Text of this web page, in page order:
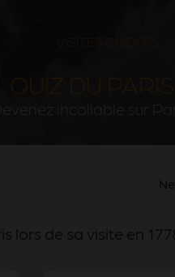
VISITES GUIDÉES
QUIZ DU
Devenez incollable sur